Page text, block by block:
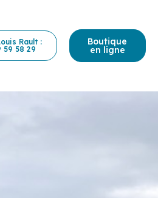
Rault :
59 58 29
Boutique
en ligne